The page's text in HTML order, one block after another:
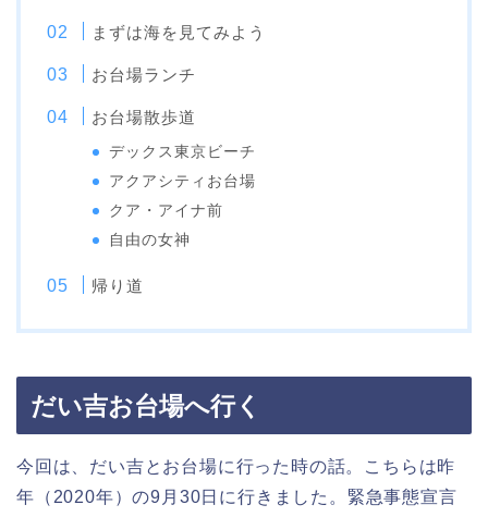
まずは海を見てみよう
お台場ランチ
お台場散歩道
デックス東京ビーチ
アクアシティお台場
クア・アイナ前
自由の女神
帰り道
だい吉お台場へ行く
今回は、だい吉とお台場に行った時の話。こちらは昨
年（2020年）の9月30日に行きました。緊急事態宣言